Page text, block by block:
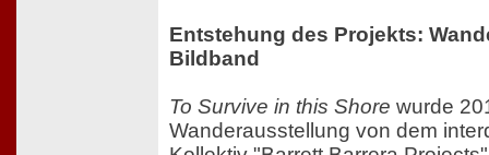
Entstehung des Projekts:
Bildband
To Survive in this Shore wurde
Wanderausstellung von dem